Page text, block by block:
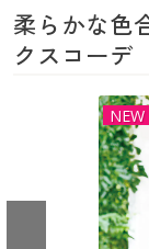
女性下着
女性下着
ジュニア・ティ
メンズ通販すべ
メンズ下着
家電・雑貨
キッチン・雑貨
寝具・インテ
家具・収納
美容・健康
美容・健康通販
制服・スクール
ジュニア・ティ
メンズ下着
家電
キッチン・雑貨
寝具・インテリ
家具・収納
寝具・ベッド
美容・健康
美容・健康通販
美容・健康・サ
制服・スクー
制服・スクール
大きいサイズ
柔らかな色
クスコーデ
NEW